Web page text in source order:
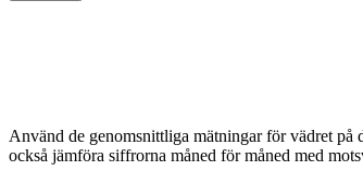
Använd de genomsnittliga mätningar för vädret på
också jämföra siffrorna måned för måned med